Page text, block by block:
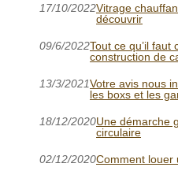
17/10/2022Vitrage
découvrir
09/6/2022Tout ce qu’il faut
construction de
13/3/2021Votre avis nous
les boxs et les
18/12/2020Une démarche
circulaire
02/12/2020Comment louer